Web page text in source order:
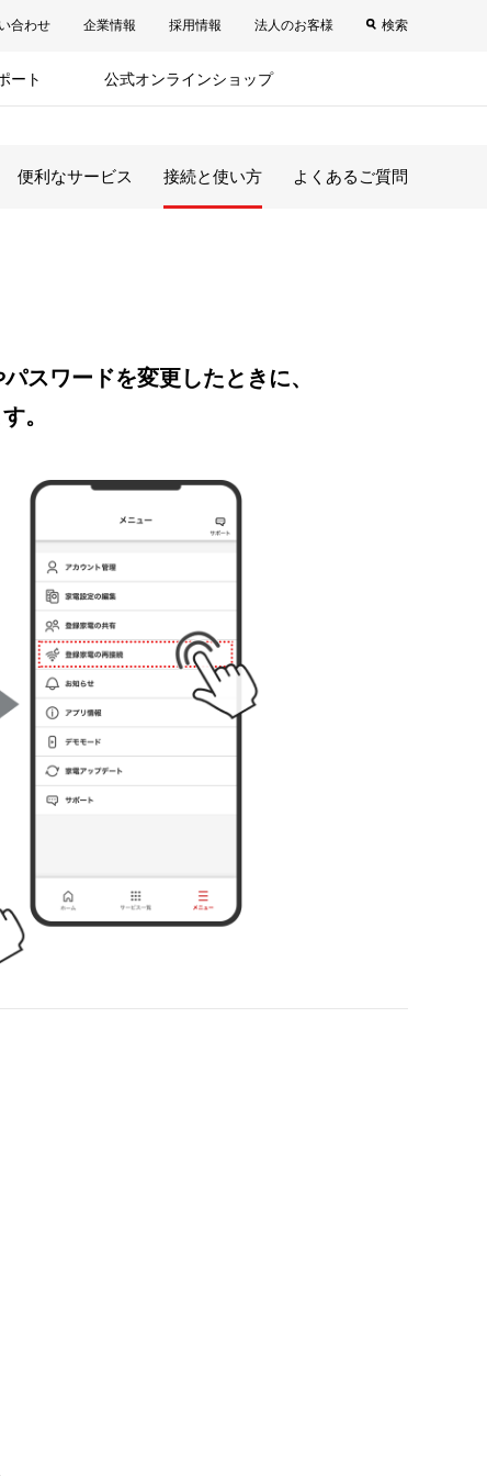
合わせ 企業情報 採用情報 法人のお客様 検索
ート 公式オンラインショップ
便利なサービス 接続と使い方 よくあるご質問
スワードを変更したときに、
。